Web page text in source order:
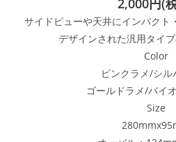
2,000円(
サイドビューや天井にインパクト
デザインされた汎用タイ
Color
ピンクラメ/シル
ゴールドラメ/バイ
Size